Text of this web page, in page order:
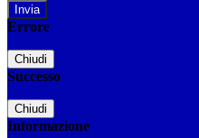
Errore
Chiudi
Successo
Chiudi
Informazione